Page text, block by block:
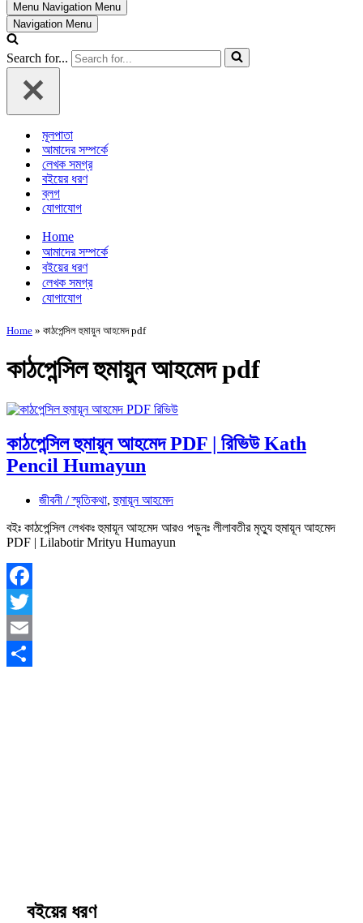
Menu Navigation Menu
Navigation Menu
Search for...
মূলপাতা
আমাদের সম্পর্কে
লেখক সমগ্র
বইয়ের ধরণ
ব্লগ
যোগাযোগ
Home
আমাদের সম্পর্কে
বইয়ের ধরণ
লেখক সমগ্র
যোগাযোগ
Home » কাঠপেন্সিল হুমায়ুন আহমেদ pdf
কাঠপেন্সিল হুমায়ুন আহমেদ pdf
কাঠপেন্সিল হুমায়ূন আহমেদ PDF | রিভিউ Kath
Pencil Humayun
জীবনী / স্মৃতিকথা,হুমায়ূন আহমেদ
বইঃ কাঠপেন্সিল লেখকঃ হুমায়ূন আহমেদ আরও পড়ুনঃ লীলাবতীর মৃত্যু হুমায়ূন আহমেদ
PDF | Lilabotir Mrityu Humayun
Facebook
Twitter
Email
বইয়ের ধরণ